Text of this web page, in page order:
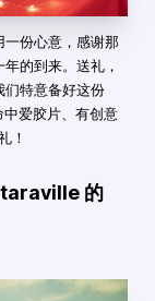
份心意，感谢那
的到来。送礼，
们特意备好这份
爱胶片、有创意
！
的